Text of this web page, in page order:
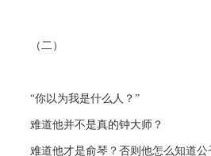
（二）
“你以为我是什么人？”
难道他并不是真的钟大师？
难道他才是俞琴？否则他怎么知道公